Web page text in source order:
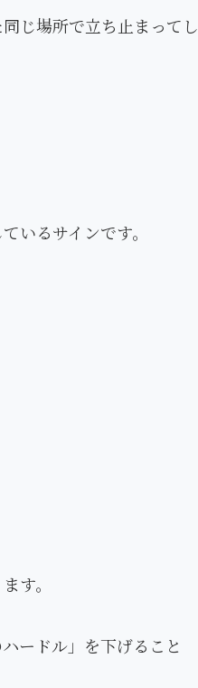
じ場所で立ち止まってし
いるサインです。
す。
ードル」を下げること